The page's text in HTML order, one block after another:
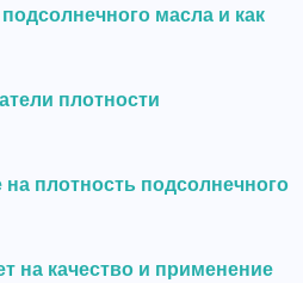
масла и как
плотности
плотность подсолнечного
на качество и применение